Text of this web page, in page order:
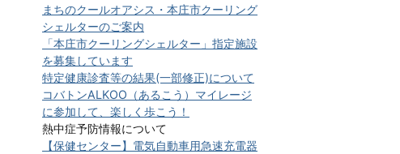
まちのクールオアシス・本庄市クーリング
シェルターのご案内
「本庄市クーリングシェルター」指定施設
を募集しています
特定健康診査等の結果(一部修正)について
コバトンALKOO（あるこう）マイレージ
に参加して、楽しく歩こう！
熱中症予防情報について
【保健センター】電気自動車用急速充電器